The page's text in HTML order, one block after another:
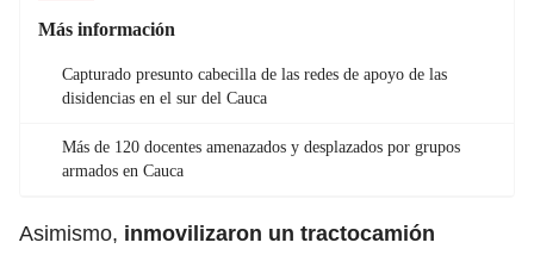
Más información
Capturado presunto cabecilla de las redes de apoyo de las
disidencias en el sur del Cauca
Más de 120 docentes amenazados y desplazados por grupos
armados en Cauca
Asimismo, inmovilizaron un tractocamión